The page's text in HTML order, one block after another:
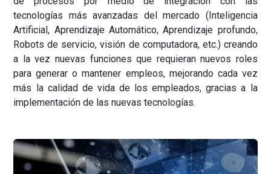
tecnologías más avanzadas del mercado (Inteligencia
Artificial, Aprendizaje Automático, Aprendizaje profundo,
Robots de servicio, visión de computadora, etc.) creando
a la vez nuevas funciones que requieran nuevos roles
para generar o mantener empleos, mejorando cada vez
más la calidad de vida de los empleados, gracias a la
implementación de las nuevas tecnologías.